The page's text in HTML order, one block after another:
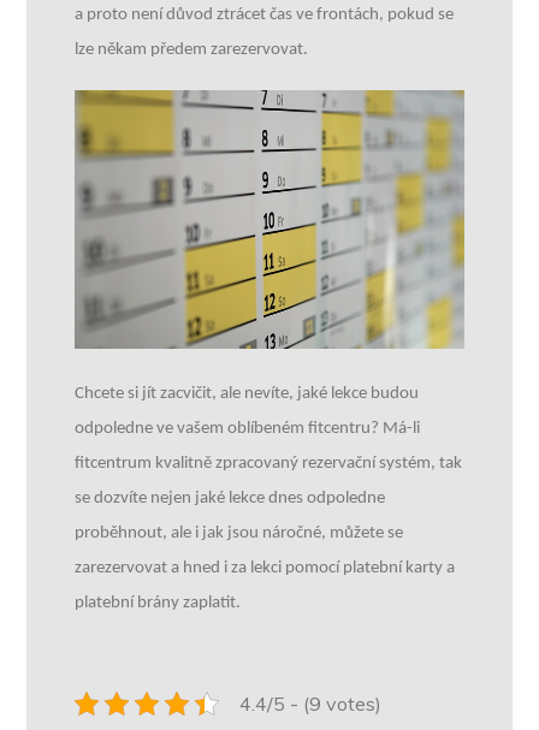
a proto není důvod ztrácet čas ve frontách, pokud se
lze někam předem zarezervovat.
Chcete si jít zacvičit, ale nevíte, jaké lekce budou
odpoledne ve vašem oblíbeném fitcentru? Má-li
fitcentrum kvalitně zpracovaný rezervační systém, tak
se dozvíte nejen jaké lekce dnes odpoledne
proběhnout, ale i jak jsou náročné, můžete se
zarezervovat a hned i za lekci pomocí platební karty a
platební brány zaplatit.
4.4/5 - (9 votes)